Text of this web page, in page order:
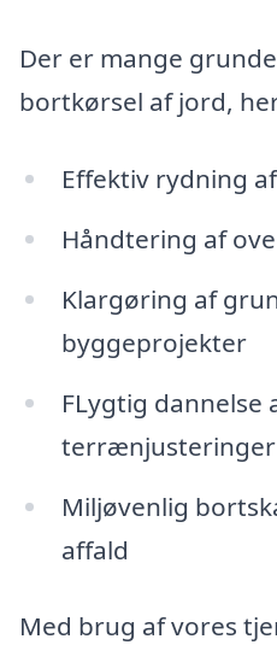
Der er mange
bortkørsel af jord,
Effektiv rydning
Håndtering af
Klargøring af
byggeprojekter
FLygtig dannelse
terrænjusteringer
Miljøvenlig
affald
Med brug af vores